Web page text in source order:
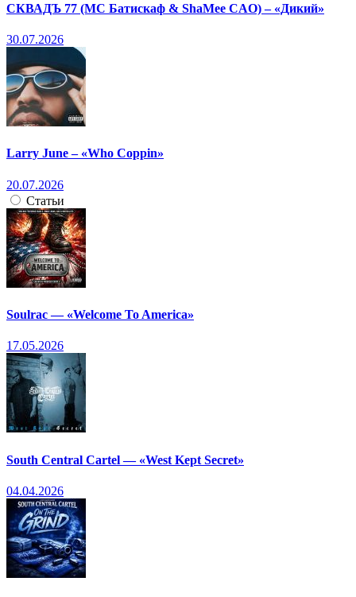
СКВАДЪ 77 (МС Батискаф & ShaMee CAO) – «Дикий»
30.07.2026
Larry June – «Who Coppin»
20.07.2026
Статьи
Soulrac — «Welcome To America»
17.05.2026
South Central Cartel — «West Kept Secret»
04.04.2026